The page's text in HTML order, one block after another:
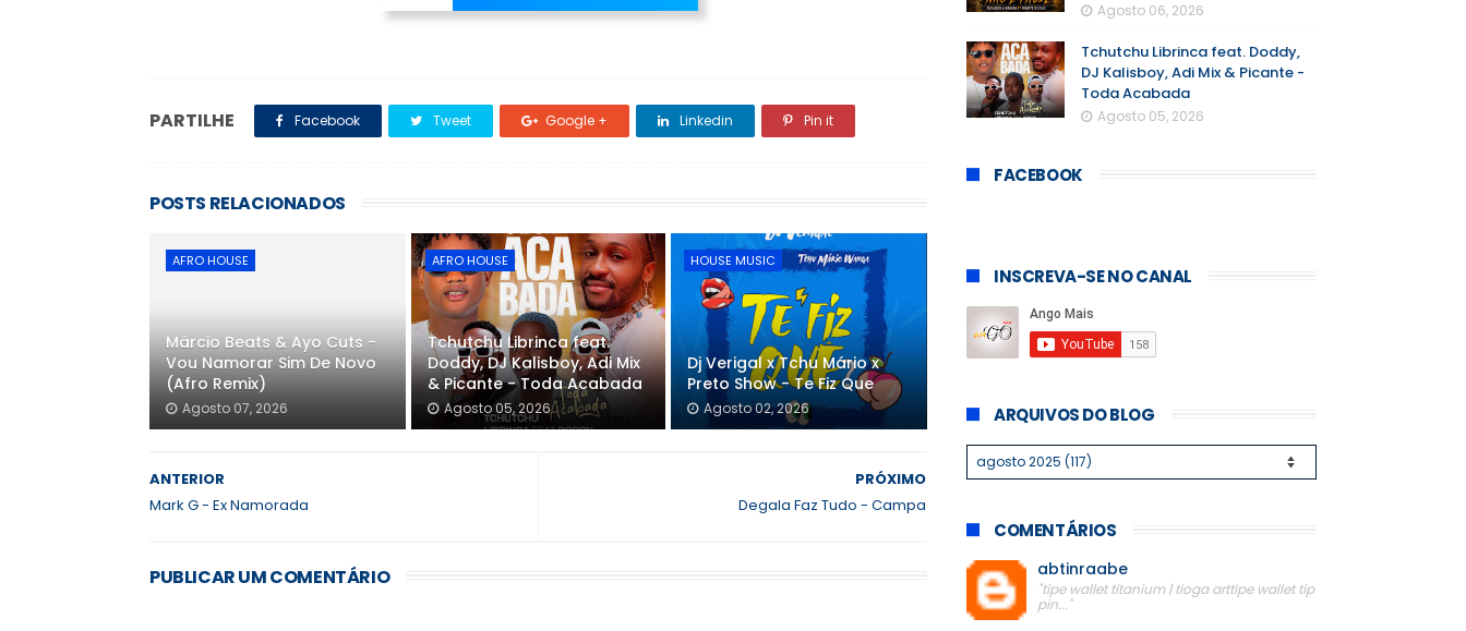
PARTILHE Facebook Tweet Google + Linkedin Pin it
POSTS RELACIONADOS
AFRO HOUSE
Márcio Beats & Ayo Cuts -
Vou Namorar Sim De Novo
(Afro Remix)
Agosto 07, 2026
AFRO HOUSE
Tchutchu Librinca feat.
Doddy, DJ Kalisboy, Adi Mix
& Picante - Toda Acabada
Agosto 05, 2026
HOUSE MUSIC
Dj Verigal x Tchu Mário x
Preto Show - Te Fiz Que
Agosto 02, 2026
PRÓXIMO
Degala Faz Tudo - Campa
ANTERIOR
Mark G - Ex Namorada
PUBLICAR UM COMENTÁRIO
Agosto 06, 2026
Tchutchu Librinca feat. Doddy,
DJ Kalisboy, Adi Mix & Picante -
Toda Acabada
Agosto 05, 2026
FACEBOOK
INSCREVA-SE NO CANAL
ARQUIVOS DO BLOG
COMENTÁRIOS
abtinraabe
"tipe wallet titanium | tioga arttipe wallet tip
pin..."